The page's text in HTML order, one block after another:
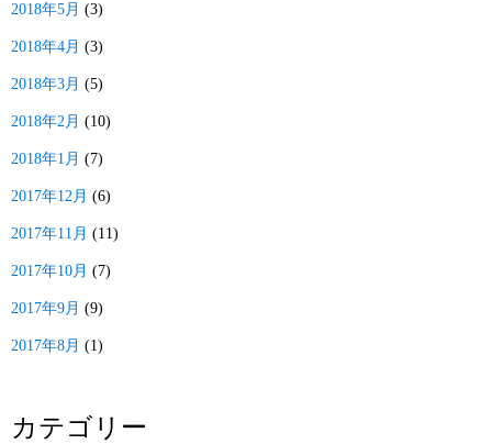
2018年5月 (3)
2018年4月 (3)
2018年3月 (5)
2018年2月 (10)
2018年1月 (7)
2017年12月 (6)
2017年11月 (11)
2017年10月 (7)
2017年9月 (9)
2017年8月 (1)
カテゴリー